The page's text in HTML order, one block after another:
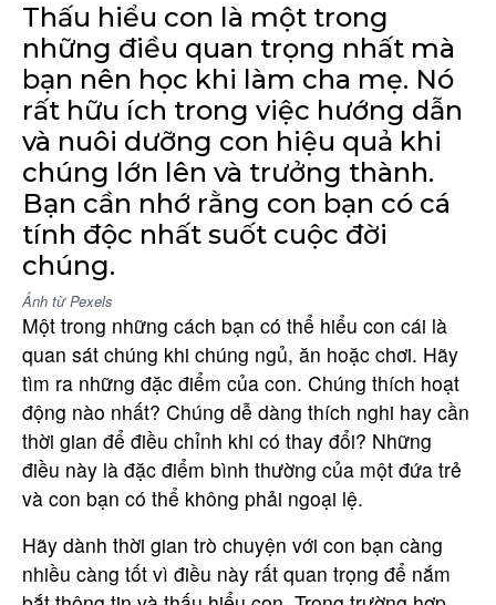
Thấu hiểu con là một trong
những điều quan trọng nhất mà
bạn nên học khi làm cha mẹ. Nó
rất hữu ích trong việc hướng dẫn
và nuôi dưỡng con hiệu quả khi
chúng lớn lên và trưởng thành.
Bạn cần nhớ rằng con bạn có cá
tính độc nhất suốt cuộc đời
chúng.
Ảnh từ Pexels
Một trong những cách bạn có thể hiểu con cái là
quan sát chúng khi chúng ngủ, ăn hoặc chơi. Hãy
tìm ra những đặc điểm của con. Chúng thích hoạt
động nào nhất? Chúng dễ dàng thích nghi hay cần
thời gian để điều chỉnh khi có thay đổi? Những
điều này là đặc điểm bình thường của một đứa trẻ
và con bạn có thể không phải ngoại lệ.
Hãy dành thời gian trò chuyện với con bạn càng
nhiều càng tốt vì điều này rất quan trọng để nắm